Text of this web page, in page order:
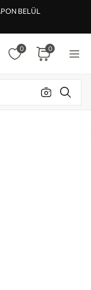
BELÜL
0 0